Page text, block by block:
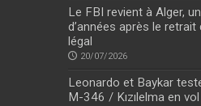
Le FBI revient à Alger,
d’années après le
légal
20/07/2026
Leonardo et Baykar
M-346 / Kızılelma en vol